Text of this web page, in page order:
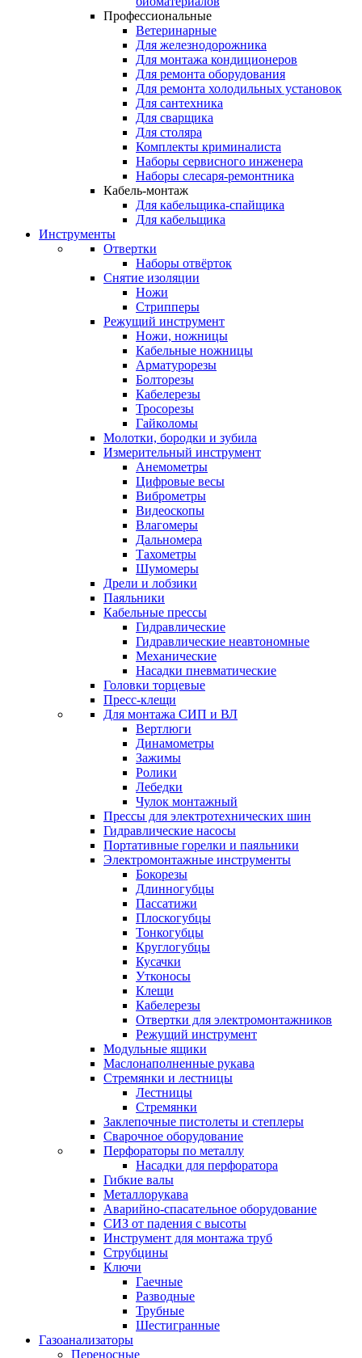
Профессиональные
Ветеринарные
Для железнодорожника
Для монтажа кондиционеров
Для ремонта оборудования
Для ремонта холодильных установок
Для сантехника
Для сварщика
Для столяра
Комплекты криминалиста
Наборы сервисного инженера
Наборы слесаря-ремонтника
Кабель-монтаж
Для кабельщика-спайщика
Для кабельщика
Инструменты
Отвертки
Наборы отвёрток
Снятие изоляции
Ножи
Стрипперы
Режущий инструмент
Ножи, ножницы
Кабельные ножницы
Арматурорезы
Болторезы
Кабелерезы
Тросорезы
Гайколомы
Молотки, бородки и зубила
Измерительный инструмент
Анемометры
Цифровые весы
Виброметры
Видеоскопы
Влагомеры
Дальномера
Тахометры
Шумомеры
Дрели и лобзики
Паяльники
Кабельные прессы
Гидравлические
Гидравлические неавтономные
Механические
Насадки пневматические
Головки торцевые
Пресс-клещи
Для монтажа СИП и ВЛ
Вертлюги
Динамометры
Зажимы
Ролики
Лебедки
Чулок монтажный
Прессы для электротехнических шин
Гидравлические насосы
Портативные горелки и паяльники
Электромонтажные инструменты
Бокорезы
Длинногубцы
Пассатижи
Плоскогубцы
Тонкогубцы
Круглогубцы
Кусачки
Утконосы
Клещи
Кабелерезы
Отвертки для электромонтажников
Режущий инструмент
Модульные ящики
Маслонаполненные рукава
Стремянки и лестницы
Лестницы
Стремянки
Заклепочные пистолеты и степлеры
Сварочное оборудование
Перфораторы по металлу
Насадки для перфоратора
Гибкие валы
Металлорукава
Аварийно-спасательное оборудование
СИЗ от падения с высоты
Инструмент для монтажа труб
Струбцины
Ключи
Гаечные
Разводные
Трубные
Шестигранные
Газоанализаторы
Переносные